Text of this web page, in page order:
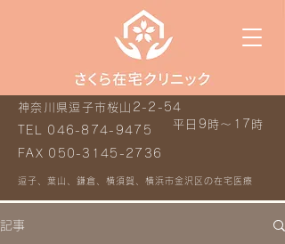
平日9時～17時
神奈川県逗子市桜山2-2-54
TEL 046-874-9475
FAX 050-3145-2736
逗子、葉山、鎌倉、横須賀、横浜市金沢区の在宅医療
記事